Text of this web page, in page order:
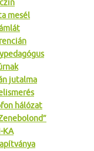
mesél
jutalma
hálózat
KA